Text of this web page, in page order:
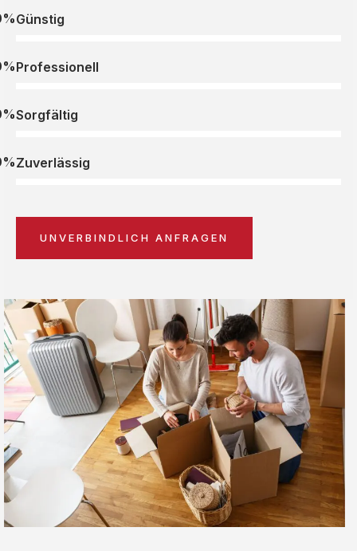
Günstig
Professionell
Sorgfältig
Zuverlässig
UNVERBINDLICH ANFRAGEN